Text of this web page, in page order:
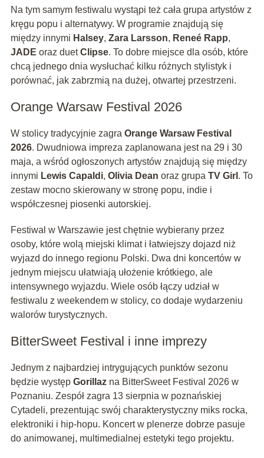
Na tym samym festiwalu wystąpi też cała grupa artystów z
kręgu popu i alternatywy. W programie znajdują się
między innymi Halsey, Zara Larsson, Reneé Rapp,
JADE oraz duetClipse. To dobre miejsce dla osób, które
chcą jednego dnia wysłuchać kilku różnych stylistyk i
porównać, jak zabrzmią na dużej, otwartej przestrzeni.
Orange Warsaw Festival 2026
W stolicy tradycyjnie zagra Orange Warsaw Festival
2026. Dwudniowa impreza zaplanowana jest na 29 i 30
maja, a wśród ogłoszonych artystów znajdują się między
innymi Lewis Capaldi, Olivia Dean oraz grupa TV Girl . To
zestaw mocno skierowany w stronę popu, indie i
współczesnej piosenki autorskiej.
Festiwal w Warszawie jest chętnie wybierany przez
osoby, które wolą miejski klimat i łatwiejszy dojazd niż
wyjazd do innego regionu Polski. Dwa dni koncertów w
jednym miejscu ułatwiają ułożenie krótkiego, ale
intensywnego wyjazdu. Wiele osób łączy udział w
festiwalu z weekendem w stolicy, co dodaje wydarzeniu
walorów turystycznych.
BitterSweet Festival i inne imprezy
Jednym z najbardziej intrygujących punktów sezonu
będzie występ Gorillazna BitterSweet Festival 2026 w
Poznaniu. Zespół zagra 13 sierpnia w poznańskiej
Cytadeli, prezentując swój charakterystyczny miks rocka,
elektroniki i hip-hopu. Koncert w plenerze dobrze pasuje
do animowanej, multimedialnej estetyki tego projektu.